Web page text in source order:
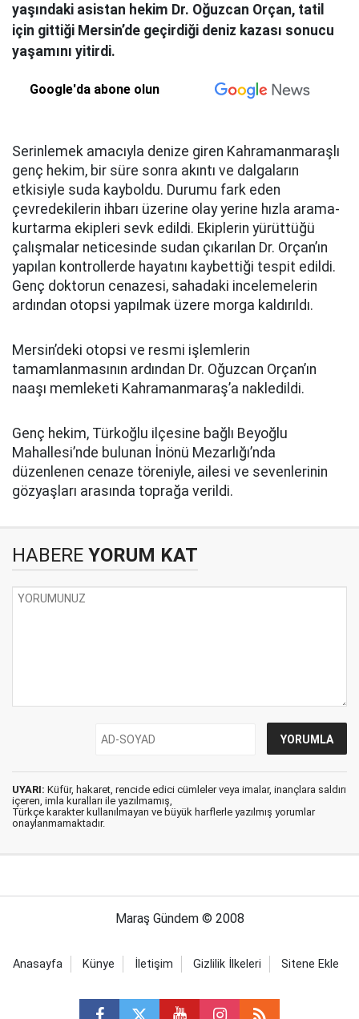
yaşındaki asistan hekim Dr. Oğuzcan Orçan, tatil
için gittiği Mersin’de geçirdiği deniz kazası sonucu
yaşamını yitirdi.
Google'da abone olun
Serinlemek amacıyla denize giren Kahramanmaraşlı
genç hekim, bir süre sonra akıntı ve dalgaların
etkisiyle suda kayboldu. Durumu fark eden
çevredekilerin ihbarı üzerine olay yerine hızla arama-
kurtarma ekipleri sevk edildi. Ekiplerin yürüttüğü
çalışmalar neticesinde sudan çıkarılan Dr. Orçan’ın
yapılan kontrollerde hayatını kaybettiği tespit edildi.
Genç doktorun cenazesi, sahadaki incelemelerin
ardından otopsi yapılmak üzere morga kaldırıldı.
Mersin’deki otopsi ve resmi işlemlerin
tamamlanmasının ardından Dr. Oğuzcan Orçan’ın
naaşı memleketi Kahramanmaraş’a nakledildi.
Genç hekim, Türkoğlu ilçesine bağlı Beyoğlu
Mahallesi’nde bulunan İnönü Mezarlığı’nda
düzenlenen cenaze töreniyle, ailesi ve sevenlerinin
gözyaşları arasında toprağa verildi.
HABERE YORUM KAT
UYARI: Küfür, hakaret, rencide edici cümleler veya imalar, inançlara saldırı
içeren, imla kuralları ile yazılmamış,
Türkçe karakter kullanılmayan ve büyük harflerle yazılmış yorumlar
onaylanmamaktadır.
Maraş Gündem © 2008
Anasayfa Künye İletişim Gizlilik İlkeleri Sitene Ekle